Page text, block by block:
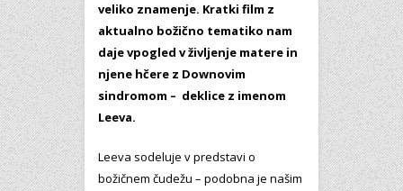
veliko znamenje. Kratki film z
aktualno božično tematiko nam
daje vpogled v življenje matere in
njene hčere z Downovim
sindromom – deklice z imenom
Leeva.
Leeva sodeluje v predstavi o
božičnem čudežu – podobna je našim